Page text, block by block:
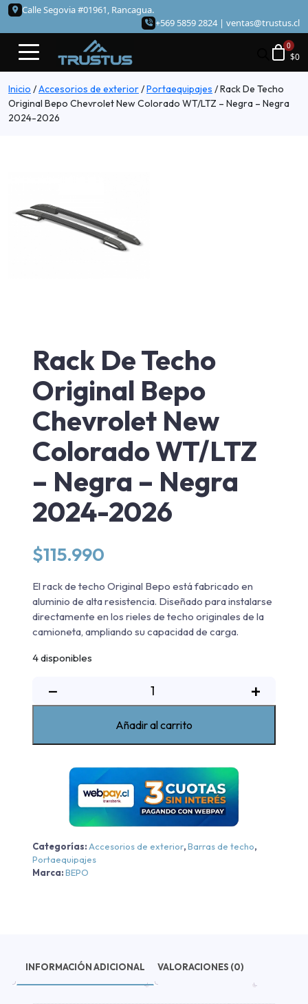
Calle Segovia #01961, Rancagua.
+569 5859 2824 | ventas@trustus.cl
$0
Inicio /Accesorios de exterior/Portaequipajes /Rack De Techo
Original Bepo Chevrolet New Colorado WT/LTZ – Negra – Negra
2024-2026
Rack De Techo
Original Bepo
Chevrolet New
Colorado WT/LTZ
– Negra – Negra
2024-2026
$115.990
El rack de techo Original Bepo está fabricado en
aluminio de alta resistencia. Diseñado para instalarse
directamente en los rieles de techo originales de la
camioneta, ampliando su capacidad de carga.
4 disponibles
−
De
Chevrolet
New
Colorado
WT/LTZ
Negra
-
+
Añadir al carrito
Categorías: Accesorios de exterior,Barras de techo,
Portaequipajes
Marca:BEPO
INFORMACIÓN ADICIONAL VALORACIONES (0)